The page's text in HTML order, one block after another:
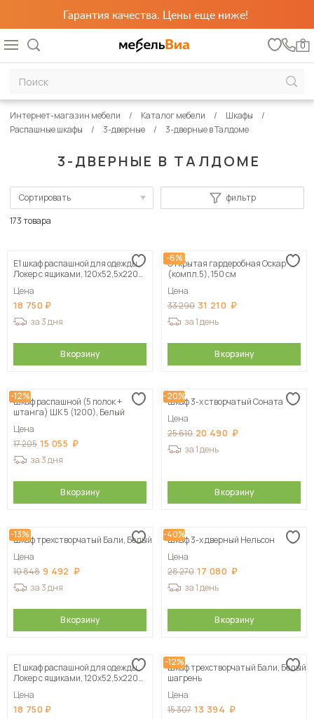
Гарантия качества. Цены еще ниже!
0
3-ДВЕРНЫЕ В ТАЛДОМЕ
Интернет-магазин мебели Каталог мебели
Шкафы
Распашные шкафы
3-дверные 3-дверные в Талдоме
Сортировать
Сначала дорогие
фильтр
173 товара
Е1 шкаф распашной для одежды
Локер с ящиками, 120х52,5х220
Цена
18 750
за 3 дня
В корзину
-6%
Открытая гардеробная Оскар
(компл.5), 150 см
Цена
33 290 31 210
за 1 день
В корзину
-12%
Шкаф распашной (5 полок +
штанга) ШК 5 (1200), Белый
Цена
17 205 15 055
за 3 дня
В корзину
-20%
Шкаф 3-х створчатый Соната
Цена
25 610 20 490
за 1 день
В корзину
-13%
Шкаф трехстворчатый Бали, Белый
Цена
10 848 9 492
за 3 дня
В корзину
-40%
Шкаф 3-х дверный Нельсон
Цена
28 270 17 080
за 1 день
В корзину
Е1 шкаф распашной для одежды
Локер с ящиками, 120х52,5х220
Цена
18 750
-12%
Шкаф трехстворчатый Бали, Белый
шагрень
Цена
15 307 13 394